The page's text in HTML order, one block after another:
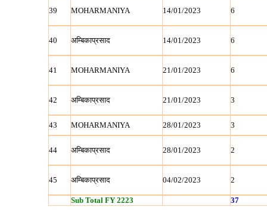
39 MOHARMANIYA 14/01/2023 6
40 अम्बिकाप्रसाद 14/01/2023 6
41 MOHARMANIYA 21/01/2023 6
42 अम्बिकाप्रसाद 21/01/2023 3
43 MOHARMANIYA 28/01/2023 3
44 अम्बिकाप्रसाद 28/01/2023 2
45 अम्बिकाप्रसाद 04/02/2023 2
Sub Total FY 2223 37